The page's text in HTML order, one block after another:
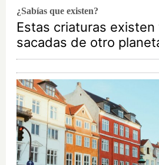
¿Sabías que existen?
Estas criaturas existen
sacadas de otro